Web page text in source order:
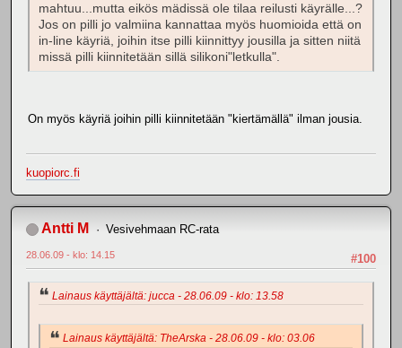
mahtuu...mutta eikös mädissä ole tilaa reilusti käyrälle...?
Jos on pilli jo valmiina kannattaa myös huomioida että on
in-line käyriä, joihin itse pilli kiinnittyy jousilla ja sitten niitä
missä pilli kiinnitetään sillä silikoni"letkulla".
On myös käyriä joihin pilli kiinnitetään "kiertämällä" ilman jousia.
kuopiorc.fi
Antti M Vesivehmaan RC-rata
#100
28.06.09 - klo: 14.15
Lainaus käyttäjältä: jucca - 28.06.09 - klo: 13.58
Lainaus käyttäjältä: TheArska - 28.06.09 - klo: 03.06